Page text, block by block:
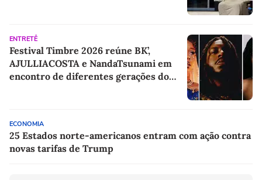
ENTRETÊ
Festival Timbre 2026 reúne BK’,
AJULLIACOSTA e NandaTsunami em
encontro de diferentes gerações do
ECONOMIA
25 Estados norte-americanos entram com ação contra
novas tarifas de Trump